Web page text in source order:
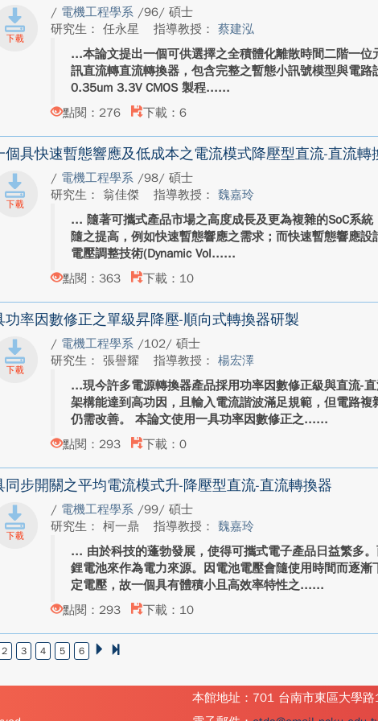
/ 電機工程學系 /96/ 碩士
研究生： 任永星
指導教授：蔡建泓
本論文提出一個可供選擇之全積體化離散時間二階一
訊直流轉直流轉換器，包含完整之暫態小訊號模型與電路
0.35um 3.3V CMOS 製程...
點閱：276
下載：6
個具快速暫態響應及低成本之電流模式降壓型直流-直流轉
/ 電機工程學系 /98/ 碩士
研究生： 翁佳傑
指導教授：魏嘉玲
隨著可攜式產品市場之高度成長及更為複雜的SoC系
隨之提高，例如快速暫態響應之需求；而快速暫態響應
電壓調整技術(Dynamic Vol...
點閱：363
下載：10
功率因數修正之單級昇降壓-順向式轉換器研製
/ 電機工程學系 /102/ 碩士
研究生： 張譽耀
指導教授：楊宏澤
現今許多電源轉換器產品採用功率因數修正級與直流-
架構能達到高功因，且輸入電流諧波滿足規範，但電路
仍需改善。 本論文使用一具功率因數修正之...
點閱：293
下載：0
同步開關之平均電流模式升-降壓型直流-直流轉換器
/ 電機工程學系 /99/ 碩士
研究生： 柯一鼎
指導教授：魏嘉玲
由於科技的蓬勃發展，使得可攜式電子產品日益繁多
鋰電池來作為電力來源。因電池電壓會隨使用時間而逐
定電壓，故一個具有體積小且高效率特性之...
點閱：293
下載：10
2 3 4 5 6
本館地址：701 台南市東區大學路